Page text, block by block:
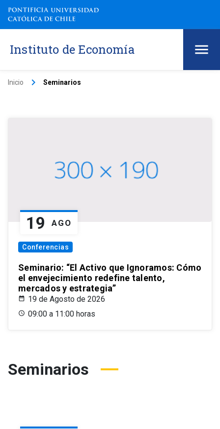
Instituto de Economía
Inicio keyboard_arrow_right Seminarios
19 AGO
Conferencias
Seminario: “El Activo que Ignoramos: Cómo
el envejecimiento redefine talento,
mercados y estrategia”
19 de Agosto de 2026
09:00 a 11:00 horas
Seminarios